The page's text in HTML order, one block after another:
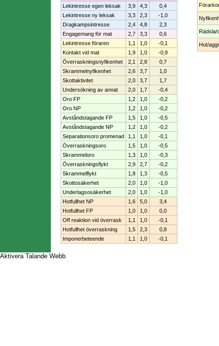
Lekintresse egen leksak
3,9 4,3
0,4
Lekintresse ny leksak
3,3 2,3
-1,0
Dragkampsintresse
2,4 4,8
2,3
Engagemang för mat
2,7 3,3
0,6
Lekintresse föraren
1,1 1,0
-0,1
Kontakt vid mat
1,9 1,0
-0,9
Överraskningsnyfikenhet
2,1 2,8
0,7
Skrammelnyfikenhet
2,6 3,7
1,0
Skottaktivitet
2,0 3,7
1,7
Undersökning av annat
2,0 1,7
-0,4
Oro FP
1,2 1,0
-0,2
Oro NP
1,2 1,0
-0,2
Avståndstagande FP
1,5 1,0
-0,5
Avståndstagande NP
1,2 1,0
-0,2
Separationsoro promenad
1,1 1,0
-0,1
Överraskningsoro
1,5 1,0
-0,5
Skrammeloro
1,3 1,0
-0,3
Överraskningsflykt
2,9 2,7
-0,2
Skrammelflykt
1,8 1,3
-0,5
Skottosäkerhet
2,0 1,0
-1,0
Underlagsosäkerhet
2,0 1,0
-1,0
Hotfullhet NP
1,6 5,0
3,4
Hotfullhet FP
1,0 1,0
0,0
Off reaktion vid överrask
1,1 1,0
-0,1
Hotfullhet överraskning
1,5 2,3
0,8
Imponerbeteende
1,1 1,0 -0,1
Rädsla/
Hot/
Aktivera Talande Webb